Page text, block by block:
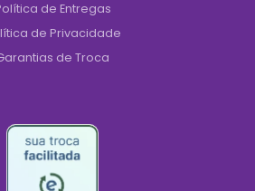
de Entregas
de Privacidade
de Troca